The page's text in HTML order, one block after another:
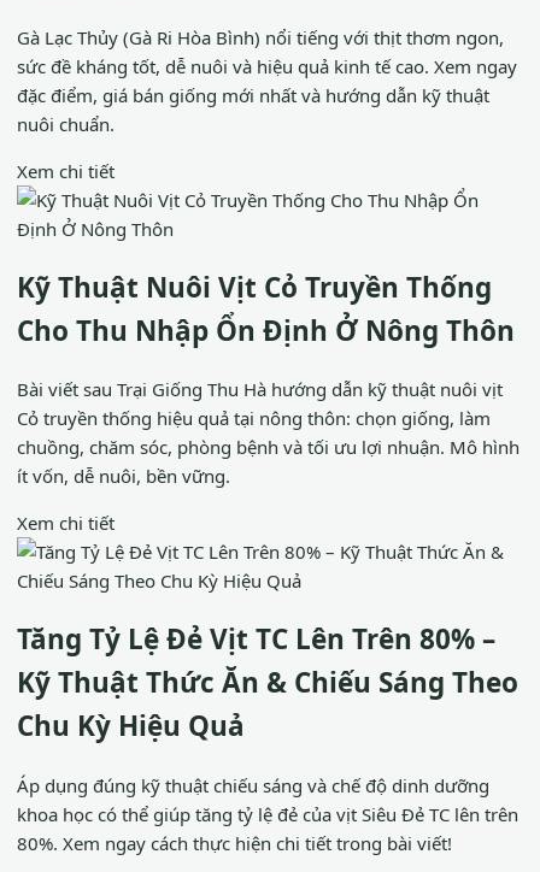
Gà Lạc Thủy (Gà Ri Hòa Bình) nổi tiếng với thịt thơm ngon,
sức đề kháng tốt, dễ nuôi và hiệu quả kinh tế cao. Xem ngay
đặc điểm, giá bán giống mới nhất và hướng dẫn kỹ thuật
nuôi chuẩn.
Xem chi tiết
Kỹ Thuật Nuôi Vịt Cỏ Truyền Thống
Cho Thu Nhập Ổn Định Ở Nông Thôn
Bài viết sau Trại Giống Thu Hà hướng dẫn kỹ thuật nuôi vịt
Cỏ truyền thống hiệu quả tại nông thôn: chọn giống, làm
chuồng, chăm sóc, phòng bệnh và tối ưu lợi nhuận. Mô hình
ít vốn, dễ nuôi, bền vững.
Xem chi tiết
Tăng Tỷ Lệ Đẻ Vịt TC Lên Trên 80% –
Kỹ Thuật Thức Ăn & Chiếu Sáng Theo
Chu Kỳ Hiệu Quả
Áp dụng đúng kỹ thuật chiếu sáng và chế độ dinh dưỡng
khoa học có thể giúp tăng tỷ lệ đẻ của vịt Siêu Đẻ TC lên trên
80%. Xem ngay cách thực hiện chi tiết trong bài viết!